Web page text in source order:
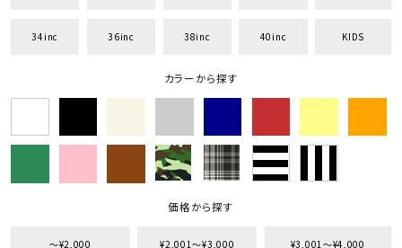
34inc 36inc 38inc 40inc KIDS
カラーから探す
価格から探す
〜¥2,000 ¥2,001〜¥3,000 ¥3,001〜¥4,000